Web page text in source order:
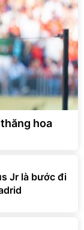
hoa
Jr là bước đi